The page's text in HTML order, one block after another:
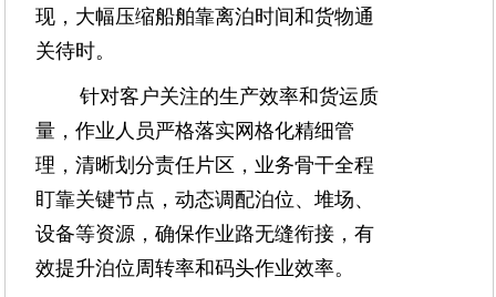
现，大幅压缩船舶靠离泊时间和货物通
关待时。
针对客户关注的生产效率和货运质
量，作业人员严格落实网格化精细管
理，清晰划分责任片区，业务骨干全程
盯靠关键节点，动态调配泊位、堆场、
设备等资源，确保作业路无缝衔接，有
效提升泊位周转率和码头作业效率。